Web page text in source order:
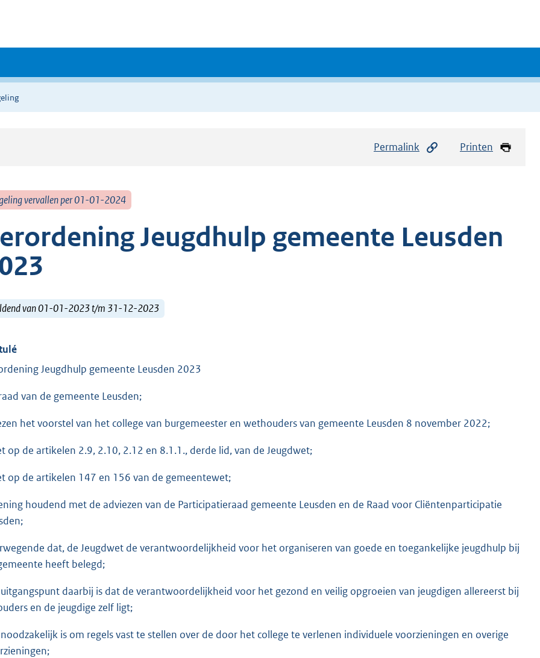
Permalink Printen
vervallen per 01-01-2024
Jeugdhulp gemeente Leusden
van 01-01-2023 t/m 31-12-2023
Jeugdhulp gemeente Leusden 2023
van de gemeente Leusden;
het voorstel van het college van burgemeester en wethouders van gemeente Leusden 8 november 2022;
op de artikelen 2.9, 2.10, 2.12 en 8.1.1., derde lid, van de Jeugdwet;
op de artikelen 147 en 156 van de gemeentewet;
houdend met de adviezen van de Participatieraad gemeente Leusden en de Raad voor Cliëntenparticipatie
dat, de Jeugdwet de verantwoordelijkheid voor het organiseren van goede en toegankelijke jeugdhulp bij
heeft belegd;
daarbij is dat de verantwoordelijkheid voor het gezond en veilig opgroeien van jeugdigen allereerst bij
en de jeugdige zelf ligt;
is om regels vast te stellen over de door het college te verlenen individuele voorzieningen en overige